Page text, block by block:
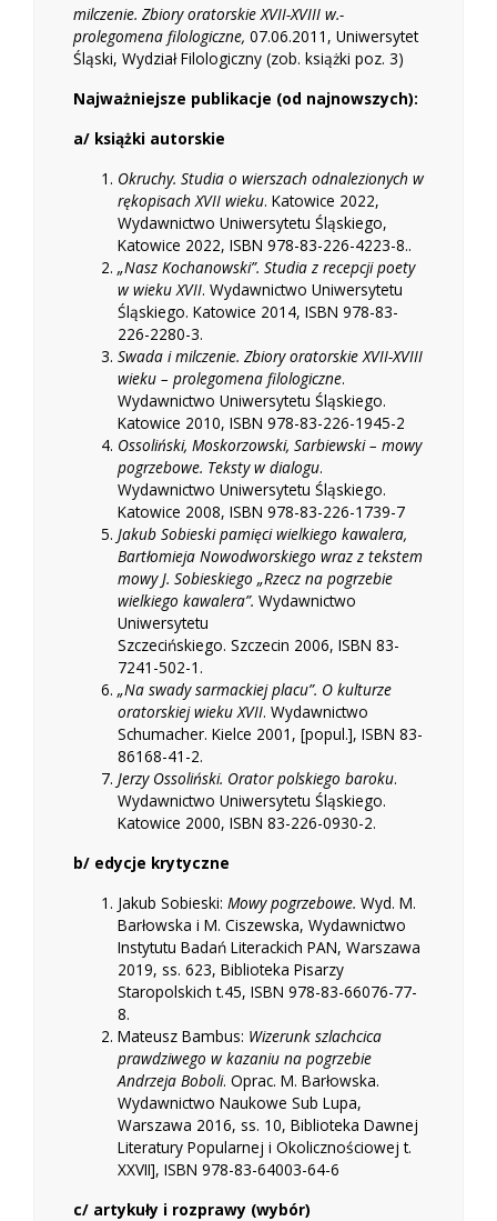
milczenie. Zbiory oratorskie XVII-XVIII w.-
prolegomena filologiczne, 07.06.2011, Uniwersytet
Śląski, Wydział Filologiczny (zob. książki poz. 3)
Najważniejsze publikacje (od najnowszych):
a/ książki autorskie
Okruchy. Studia o wierszach odnalezionych w
rękopisach XVII wieku. Katowice 2022,
Wydawnictwo Uniwersytetu Śląskiego,
Katowice 2022, ISBN 978-83-226-4223-8..
„Nasz Kochanowski”. Studia z recepcji poety
w wieku XVII. Wydawnictwo Uniwersytetu
Śląskiego. Katowice 2014, ISBN 978-83-
226-2280-3.
Swada i milczenie. Zbiory oratorskie XVII-XVIII
wieku – prolegomena filologiczne.
Wydawnictwo Uniwersytetu Śląskiego.
Katowice 2010, ISBN 978-83-226-1945-2
Ossoliński, Moskorzowski, Sarbiewski – mowy
pogrzebowe. Teksty w dialogu.
Wydawnictwo Uniwersytetu Śląskiego.
Katowice 2008, ISBN 978-83-226-1739-7
Jakub Sobieski pamięci wielkiego kawalera,
Bartłomieja Nowodworskiego wraz z tekstem
mowy J. Sobieskiego „Rzecz na pogrzebie
wielkiego kawalera”. Wydawnictwo
Uniwersytetu
Szczecińskiego. Szczecin 2006, ISBN 83-
7241-502-1.
„Na swady sarmackiej placu”. O kulturze
oratorskiej wieku XVII. Wydawnictwo
Schumacher. Kielce 2001, [popul.], ISBN 83-
86168-41-2.
Jerzy Ossoliński. Orator polskiego baroku.
Wydawnictwo Uniwersytetu Śląskiego.
Katowice 2000, ISBN 83-226-0930-2.
b/ edycje krytyczne
Jakub Sobieski: Mowy pogrzebowe. Wyd. M.
Barłowska i M. Ciszewska, Wydawnictwo
Instytutu Badań Literackich PAN, Warszawa
2019, ss. 623, Biblioteka Pisarzy
Staropolskich t.45, ISBN 978-83-66076-77-
8.
Mateusz Bambus: Wizerunk szlachcica
prawdziwego w kazaniu na pogrzebie
Andrzeja Boboli. Oprac. M. Barłowska.
Wydawnictwo Naukowe Sub Lupa,
Warszawa 2016, ss. 10, Biblioteka Dawnej
Literatury Popularnej i Okolicznościowej t.
XXVII], ISBN 978-83-64003-64-6
c/ artykuły i rozprawy (wybór)